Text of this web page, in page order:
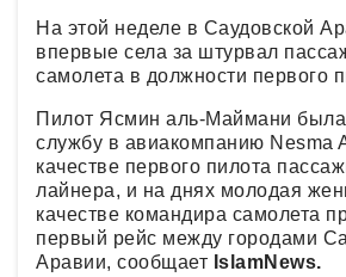
На этой неделе в Саудовской
впервые села за штурвал
самолета в должности первого
Пилот Ясмин аль-Маймани была
службу в авиакомпанию Nesma
качестве первого пилота
лайнера, и на днях молодая
качестве командира самолета
первый рейс между городами
Аравии, сообщает IslamNews.